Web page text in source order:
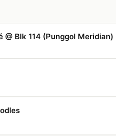
Blk 114 (Punggol Meridian)